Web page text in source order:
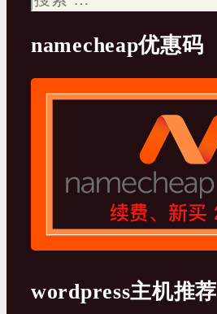
namecheap优惠码
wordpress主机推荐